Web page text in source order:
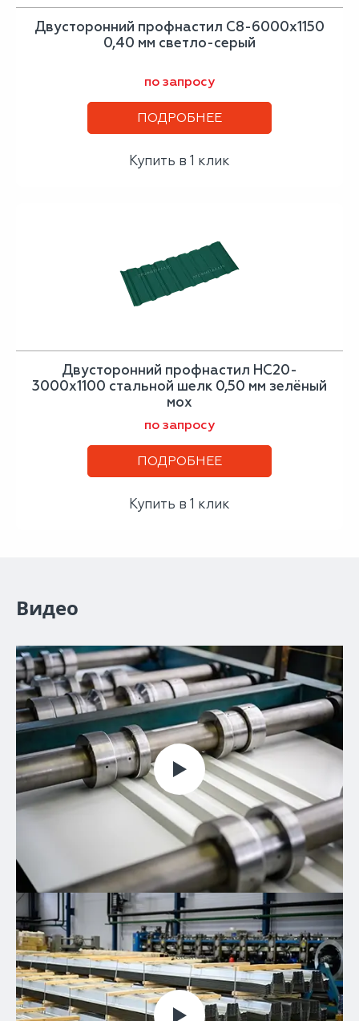
Двусторонний профнастил С8-6000х1150
0,40 мм светло-серый
по запросу
ПОДРОБНЕЕ
Купить в 1 клик
Двусторонний профнастил НС20-
3000х1100 стальной шелк 0,50 мм зелёный
мох
по запросу
ПОДРОБНЕЕ
Купить в 1 клик
Видео